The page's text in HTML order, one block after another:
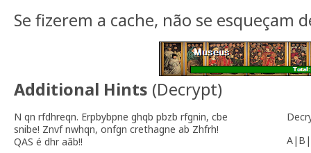
Se fizerem a cache, não se esqueçam
Additional Hints (Decrypt)
N qn rfdhreqn. Erpbybpne ghqb pbzb rfgnin, cbe
snibe! Znvf nwhqn, onfgn crethagne ab Zhfrh!
QAS é dhr aãb!!